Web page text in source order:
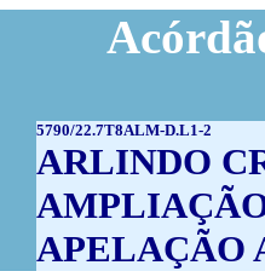
5790/22.7T8ALM-D.L1-2
ARLINDO
APELAÇÃO